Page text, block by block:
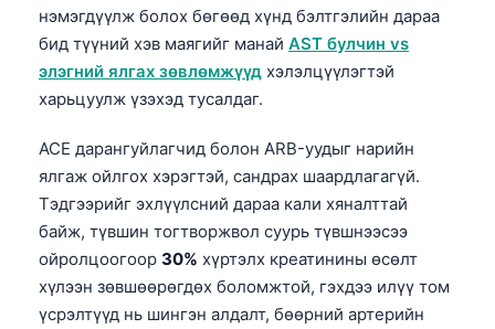
нэмэгдүүлж болох бөгөөд хүнд бэлтгэлийн дараа
бид түүний хэв маягийг манай AST булчин vs
элэгний ялгах зөвлөмжүүд хэлэлцүүлэгтэй
харьцуулж үзэхэд тусалдаг.
ACE дарангуйлагчид болон ARB-уудыг нарийн
ялгаж ойлгох хэрэгтэй, сандрах шаардлагагүй.
Тэдгээрийг эхлүүлсний дараа кали хяналттай
байж, түвшин тогтворжвол суурь түвшнээсээ
ойролцоогоор 30% хүртэлх креатинины өсөлт
хүлээн зөвшөөрөгдөх боломжтой, гэхдээ илүү том
үсрэлтүүд нь шингэн алдалт, бөөрний артерийн
Lietuvių kalba
한국어
Slovenščina
Magyar
বাংলা
اردو
मराठी